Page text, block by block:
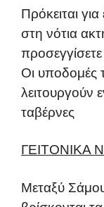
Πρόκειται
στη νότια
Οι υποδομές
λειτουργούν
ταβέρνες
ΓΕΙΤΟΝΙΚΑ
Μεταξύ